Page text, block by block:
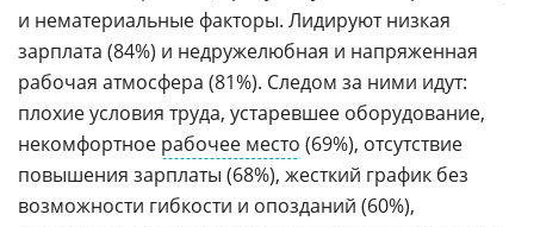
и нематериальные факторы. Лидируют низкая
зарплата (84%) и недружелюбная и напряженная
рабочая атмосфера (81%). Следом за ними идут:
плохие условия труда, устаревшее оборудование,
некомфортное рабочее место (69%), отсутствие
повышения зарплаты (68%), жесткий график без
возможности гибкости и опозданий (60%),